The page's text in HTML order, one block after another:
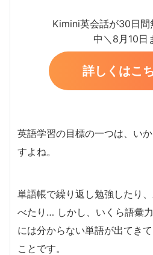
Kimini英会話が30日間
中＼8月10日
詳しくはこ
英語学習の目標の一つは、い
すよね。
単語帳で繰り返し勉強したり
べたり… しかし、いくら語彙
には分からない単語が出てき
ことです。